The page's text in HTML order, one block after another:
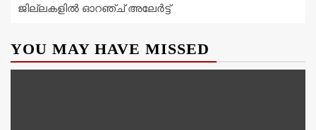
ജില്ലകളിൽ ഓറഞ്ച് അലേര്‍ട്ട്
YOU MAY HAVE MISSED